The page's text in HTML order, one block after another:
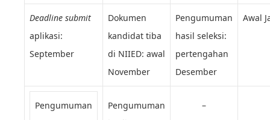
Deadline submit
aplikasi:
September
Dokumen
kandidat tiba
di NIIED: awal
November
Pengumuman
hasil seleksi:
pertengahan
Desember
Awal
Pengumuman
Pengumuman
–